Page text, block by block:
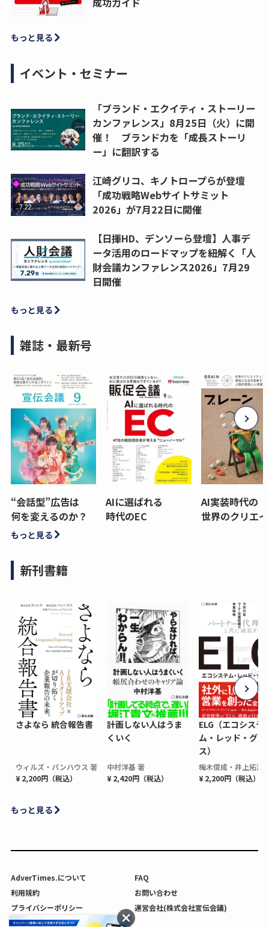
もっと見る
イベント・セミナー
「ブランド・エクイティ・ストーリー
カンファレンス」8月25日（火）に開
催！ ブランド力を「成長ストーリ
ー」に翻訳する
江崎グリコ、キノトロープらが登壇
「成功戦略Webサイトサミット
2026」が7月22日に開催
【日揮HD、デンソーら登壇】人事デ
ータ活用のロードマップを紐解く「人
財会議カンファレンス2026」7月29
日開催
もっと見る
雑誌・最新号
“会話型”広告は
何を変えるのか？
AIに選ばれる
時代のEC
AI実装時代の
世界のクリエ
もっと見る
新刊書籍
さよなら 統合報告書
ウィルズ・パンハウス 著
¥ 2,200円（税込）
計画しない人はうま
くいく
中村洋基 著
¥ 2,420円（税込）
ELG（エコシステ
ム・レッド・グロ
ス）
梅木俊成・井上拓海
¥ 2,200円（税込）
もっと見る
AdverTimes.について
FAQ
利用規約
お問い合わせ
プライバシーポリシー
運営会社(株式会社宣伝会議)
利用者情報の外部送信について